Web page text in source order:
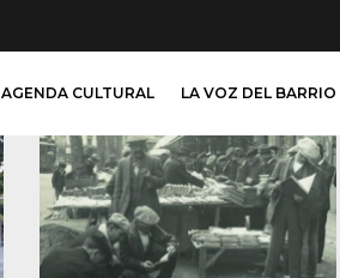
AGENDA CULTURAL LA VOZ DEL BARRIO